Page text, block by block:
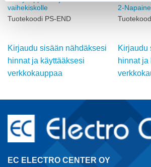
vaihekiskolle
Tuotekoodi PS-END
Kirjaudu sisään nähdäksesi
hinnat ja käyttääksesi
verkkokauppaa
2-
Kirjaudu
hinnat ja
EC ELECTRO CENTER OY